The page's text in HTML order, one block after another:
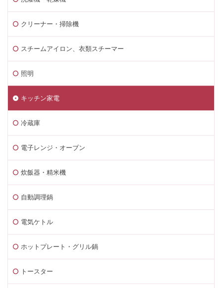
クリーナー・掃除機
スチームアイロン、衣類スチーマー
照明
キッチン家電
冷蔵庫
電子レンジ・オーブン
炊飯器・精米機
自動調理鍋
電気ケトル
ホットプレート・グリル鍋
トースター